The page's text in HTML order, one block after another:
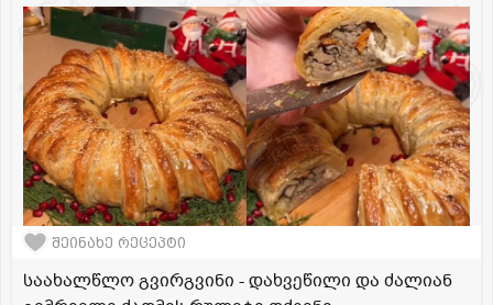
შეინახე რეცეპტი
საახალწლო გვირგვინი - დახვეწილი და ძალიან